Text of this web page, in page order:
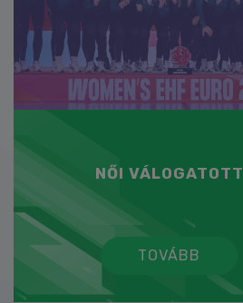
NŐI VÁLOGATOTT
TOVÁBB